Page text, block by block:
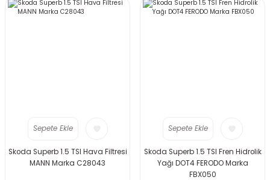
Sepete Ekle
Skoda Superb 1.5 TSI Hava Filtresi
MANN Marka C28043
Sepete Ekle
Skoda Superb 1.5 TSI Fren Hidrolik
Yağı DOT4 FERODO Marka
FBX050